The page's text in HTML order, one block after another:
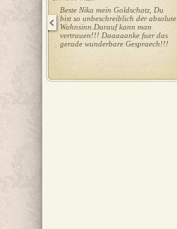
Beste Nika mein Goldschatz, Du
bist so unbeschreiblich der absolute
Wahnsinn.Darauf kann man
vertrauen!!! Daaaaanke fuer das
gerade wunderbare Gespraech!!!